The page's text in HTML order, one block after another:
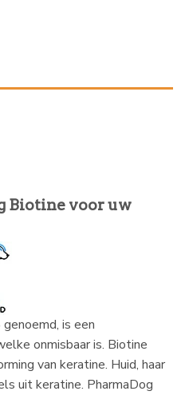
Biotine voor uw
is een
onmisbaar is. Biotine
van keratine. Huid, haar
uit keratine. PharmaDog